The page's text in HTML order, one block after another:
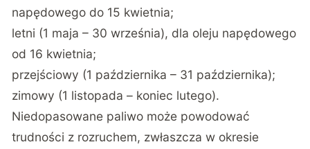
napędowego do 15 kwietnia;
letni (1 maja – 30 września), dla oleju napędowego
od 16 kwietnia;
przejściowy (1 października – 31 października);
zimowy (1 listopada – koniec lutego).
Niedopasowane paliwo może powodować
trudności z rozruchem, zwłaszcza w okresie